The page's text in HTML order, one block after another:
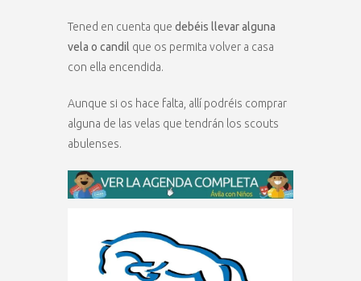
Tened en cuenta que debéis llevar alguna
vela o candil que os permita volver a casa
con ella encendida.
Aunque si os hace falta, allí podréis comprar
alguna de las velas que tendrán los scouts
abulenses.